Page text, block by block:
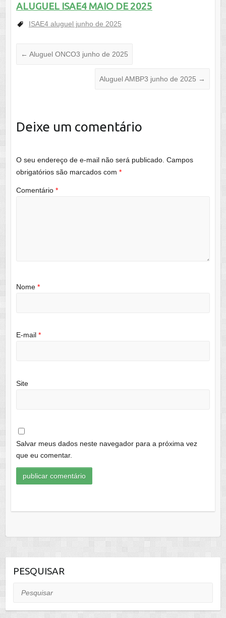
ALUGUEL ISAE4 MAIO DE 2025
ISAE4 aluguel junho de 2025
← Aluguel ONCO3 junho de 2025
Aluguel AMBP3 junho de 2025 →
Deixe um comentário
O seu endereço de e-mail não será publicado. Campos
obrigatórios são marcados com *
Comentário *
Nome *
E-mail *
Site
Salvar meus dados neste navegador para a próxima vez
que eu comentar.
PESQUISAR
Pesquisar